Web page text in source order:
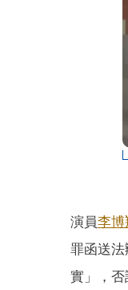
演員李博
罪函送
實」，否